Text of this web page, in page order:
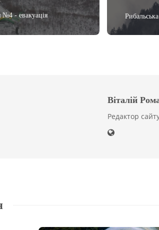
№4 - евакуація
Віталій
Редактор